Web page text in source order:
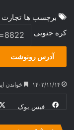
برچسب ها تجارت
کره جنوبی
آدرس رونوشت
۱۴۰۲/۱۱/۱۴ خواندن این مطلب
فیس بوک